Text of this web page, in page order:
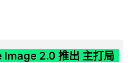
2.0 推出 主打局